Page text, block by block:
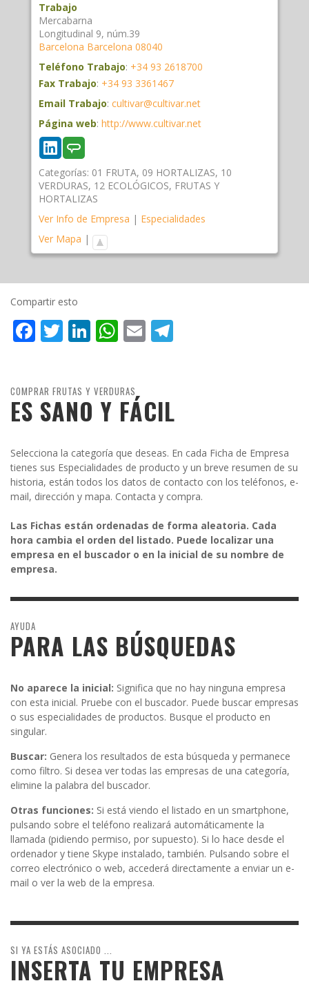
Trabajo
Mercabarna
Longitudinal 9, núm.39
Barcelona Barcelona 08040
Teléfono Trabajo: +34 93 2618700
Fax Trabajo: +34 93 3361467
Email Trabajo: cultivar@cultivar.net
Página web: http://www.cultivar.net
Categorías: 01 FRUTA, 09 HORTALIZAS, 10
VERDURAS, 12 ECOLÓGICOS, FRUTAS Y
HORTALIZAS
Ver Info de Empresa | Especialidades
Ver Mapa |
Compartir esto
Facebook
Twitter
LinkedIn
WhatsApp
Email
COMPRAR FRUTAS Y VERDURAS
ES SANO Y FÁCIL
Selecciona la categoría que deseas. En cada Ficha de Empresa
tienes sus Especialidades de producto y un breve resumen de su
historia, están todos los datos de contacto con los teléfonos, e-
mail, dirección y mapa. Contacta y compra.
Las Fichas están ordenadas de forma aleatoria. Cada
hora cambia el orden del listado. Puede localizar una
empresa en el buscador o en la inicial de su nombre de
empresa.
AYUDA
PARA LAS BÚSQUEDAS
No aparece la inicial: Significa que no hay ninguna empresa
con esta inicial. Pruebe con el buscador. Puede buscar empresas
o sus especialidades de productos. Busque el producto en
singular.
Buscar: Genera los resultados de esta búsqueda y permanece
como filtro. Si desea ver todas las empresas de una categoría,
elimine la palabra del buscador.
Otras funciones: Si está viendo el listado en un smartphone,
pulsando sobre el teléfono realizará automáticamente la
llamada (pidiendo permiso, por supuesto). Si lo hace desde el
ordenador y tiene Skype instalado, también. Pulsando sobre el
correo electrónico o web, accederá directamente a enviar un e-
mail o ver la web de la empresa.
SI YA ESTÁS ASOCIADO ...
INSERTA TU EMPRESA